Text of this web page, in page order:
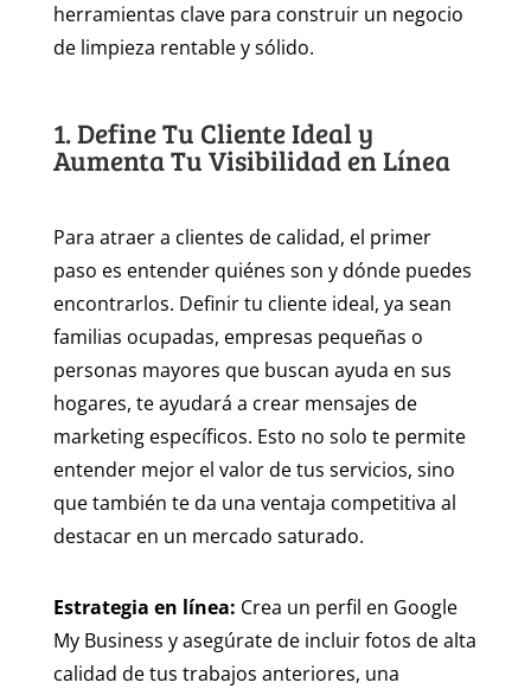
herramientas clave para construir un negocio
de limpieza rentable y sólido.
1. Define Tu Cliente Ideal y
Aumenta Tu Visibilidad en Línea
Para atraer a clientes de calidad, el primer
paso es entender quiénes son y dónde puedes
encontrarlos. Definir tu cliente ideal, ya sean
familias ocupadas, empresas pequeñas o
personas mayores que buscan ayuda en sus
hogares, te ayudará a crear mensajes de
marketing específicos. Esto no solo te permite
entender mejor el valor de tus servicios, sino
que también te da una ventaja competitiva al
destacar en un mercado saturado.
Estrategia en línea: Crea un perfil en Google
My Business y asegúrate de incluir fotos de alta
calidad de tus trabajos anteriores, una